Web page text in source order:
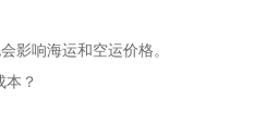
影响海运和空运价格。
本？